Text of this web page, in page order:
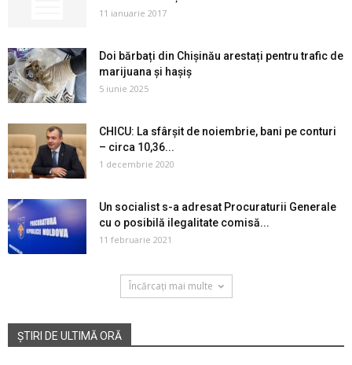
11 ianuarie 2017
Doi bărbați din Chișinău arestați pentru trafic de
marijuana și hașiș
5 iunie 2025
CHICU: La sfârșit de noiembrie, bani pe conturi
– circa 10,36...
1 decembrie 2020
Un socialist s-a adresat Procuraturii Generale
cu o posibilă ilegalitate comisă...
11 februarie 2021
Încărcați mai multe
ȘTIRI DE ULTIMĂ ORĂ